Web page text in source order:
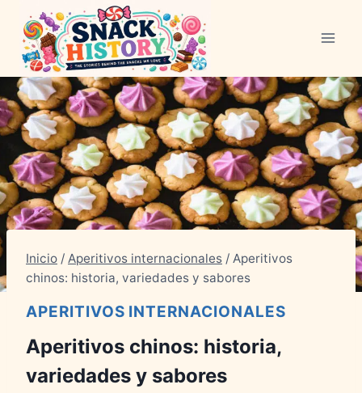
Contenido
Inicio / Aperitivos internacionales / Aperitivos
chinos: historia, variedades y sabores
APERITIVOS INTERNACIONALES
Aperitivos chinos: historia,
variedades y sabores